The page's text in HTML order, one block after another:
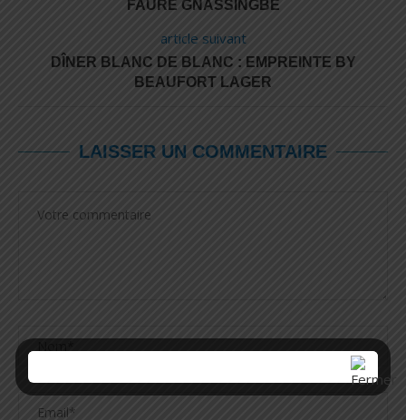
FAURE GNASSINGBÉ
article suivant
DÎNER BLANC DE BLANC : EMPREINTE BY
BEAUFORT LAGER
LAISSER UN COMMENTAIRE